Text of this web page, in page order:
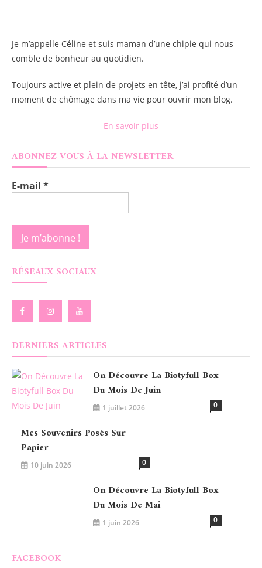
Je m’appelle Céline et suis maman d’une chipie qui nous
comble de bonheur au quotidien.
Toujours active et plein de projets en tête, j’ai profité d’un
moment de chômage dans ma vie pour ouvrir mon blog.
En savoir plus
ABONNEZ-VOUS À LA NEWSLETTER
E-mail *
RÉSEAUX SOCIAUX
DERNIERS ARTICLES
On Découvre La Biotyfull Box
Du Mois De Juin
1 juillet 2026 0
Mes Souvenirs Posés Sur
Papier
10 juin 2026 0
On Découvre La Biotyfull Box
Du Mois De Mai
1 juin 2026 0
FACEBOOK